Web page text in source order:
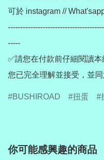
可於 instagram //
-----
✅請您在付款前仔細閱讀
您已完全理解並接受，並
BUSHIROAD 扭蛋
你可能感興趣的商品